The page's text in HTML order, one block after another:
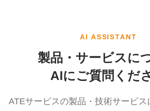
AI ASSISTANT
製品・サービスに
AIにご質問くだ
ATEサービスの製品・技術サービス